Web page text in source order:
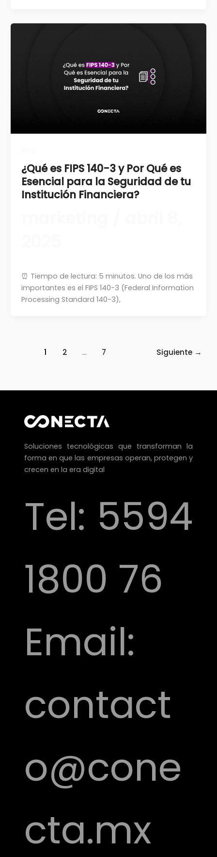
¿Qué es FIPS 140-3 y Por Qué es
Esencial para la Seguridad de tu
Institución Financiera?
⏰ Tiempo de lectura: 5 minutos. Uno de los más
importantes es el FIPS 140-3 (Federal Information
Processing Standard 140-3),
1 2 … 7 Siguiente →
Soluciones tecnológicas que transforman la
forma en que las empresas operan, protegen y
crecen en la era digital
Tel: 5594
1800 76
Email:
contact
o@cone
cta.mx